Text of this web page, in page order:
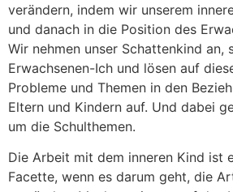
verändern, indem wir unserem
und danach in die Position des
Wir nehmen unser Schattenkind an,
Erwachsenen-Ich und lösen auf
Probleme und Themen in den
Eltern und Kindern auf. Und dabei
um die Schulthemen.
Die Arbeit mit dem inneren Kind ist
Facette, wenn es darum geht, die